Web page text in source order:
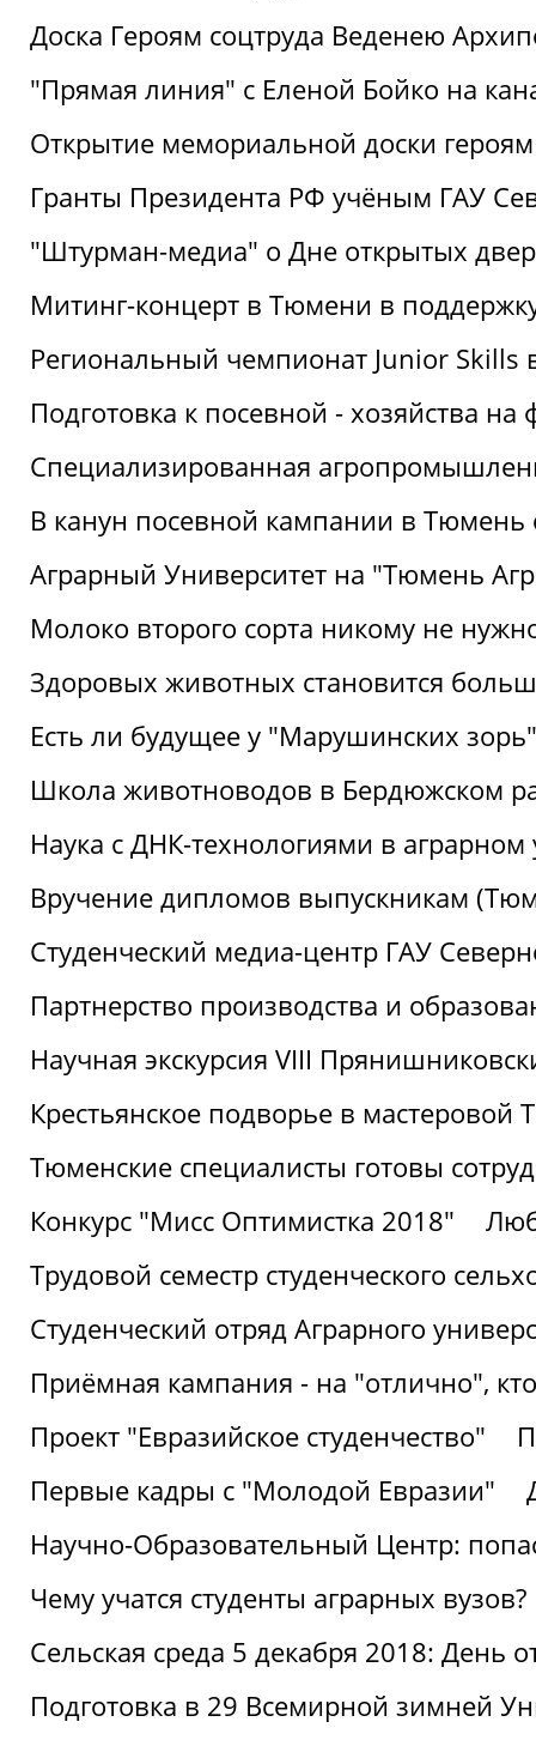
Доска Героям соцтруда Веденею
"Прямая линия" с Еленой Бойко на
Открытие мемориальной доски
Гранты Президента РФ учёным ГАУ
"Штурман-медиа" о Дне открытых
Митинг-концерт в Тюмени в
Региональный чемпионат Junior Skills
Подготовка к посевной - хозяйства
Специализированная
В канун посевной кампании в Тюмень
Аграрный Университет на "Тюмень
Молоко второго сорта никому не
Здоровых животных становится
Есть ли будущее у "Марушинских
Школа животноводов в Бердюжском
Наука с ДНК-технологиями в аграрном
Вручение дипломов выпускникам
Студенческий медиа-центр ГАУ
Партнерство производства и
Научная экскурсия VIII
Крестьянское подворье в мастеровой
Тюменские специалисты готовы
Конкурс "Мисс Оптимистка 2018"
Трудовой семестр студенческого
Студенческий отряд Аграрного
Приёмная кампания - на "отлично",
Проект "Евразийское студенчество"
Первые кадры с "Молодой Евразии"
Научно-Образовательный Центр:
Чему учатся студенты аграрных вузов?
Сельская среда 5 декабря 2018: День
Подготовка в 29 Всемирной зимней